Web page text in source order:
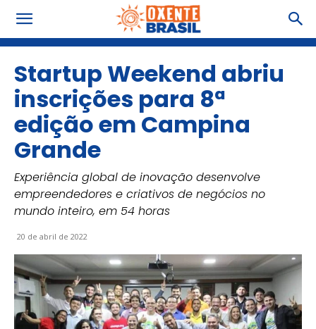
Startup Weekend abriu
inscrições para 8ª
edição em Campina
Grande
Experiência global de inovação desenvolve
empreendedores e criativos de negócios no
mundo inteiro, em 54 horas
20 de abril de 2022